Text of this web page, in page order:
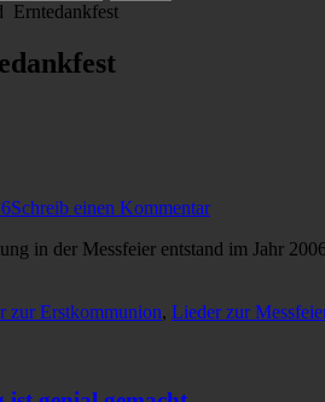
Erntedankfest
Schreib einen Kommentar
in der Messfeier entstand im Jahr
zur Erstkommunion, Lieder zur